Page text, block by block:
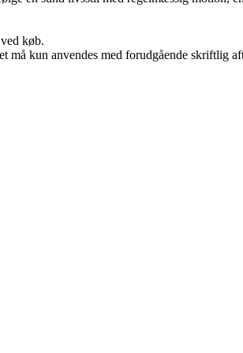
køb.
må kun anvendes med forudgående skriftlig